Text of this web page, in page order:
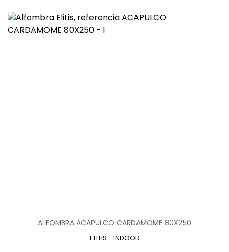
ALFOMBRA ACAPULCO CARDAMOME 80X250
ELITIS - INDOOR